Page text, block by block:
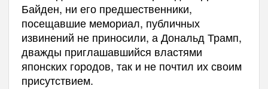
Байден, ни его предшественники,
посещавшие мемориал, публичных
извинений не приносили, а Дональд Трамп,
дважды приглашавшийся властями
японских городов, так и не почтил их своим
присутствием.